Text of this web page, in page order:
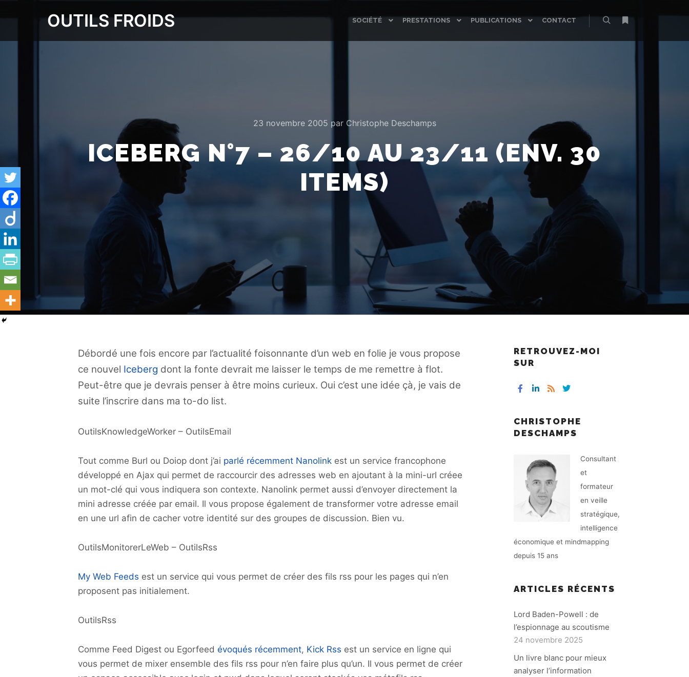
OUTILS FROIDS SOCIÉTÉ PRESTATIONS PUBLICATIONS
CONTACT
23 novembre 2005 par Christophe Deschamps
ICEBERG N°7 – 26/10 AU 23/11 (ENV. 30
ITEMS)
Débordé une fois encore par l’actualité foisonnante d’un web en folie je vous propose
ce nouvel Iceberg dont la fonte devrait me laisser le temps de me remettre à flot.
Peut-être que je devrais penser à être moins curieux. Oui c’est une idée çà, je vais de
suite l’inscrire dans ma to-do list.
OutilsKnowledgeWorker – OutilsEmail
Tout comme Burl ou Doiop dont j’ai parlé récemment Nanolink est un service francophone
développé en Ajax qui permet de raccourcir des adresses web en ajoutant à la mini-url créee
un mot-clé qui vous indiquera son contexte. Nanolink permet aussi d’envoyer directement la
mini adresse créée par email. Il vous propose également de transformer votre adresse email
en une url afin de cacher votre identité sur des groupes de discussion. Bien vu.
OutilsMonitorerLeWeb – OutilsRss
My Web Feeds est un service qui vous permet de créer des fils rss pour les pages qui n’en
proposent pas initialement.
OutilsRss
Comme Feed Digest ou Egorfeed évoqués récemment, Kick Rss est un service en ligne qui
vous permet de mixer ensemble des fils rss pour n’en faire plus qu’un. Il vous permet de créer
RETROUVEZ-MOI
SUR
CHRISTOPHE
DESCHAMPS
Consultant
et
formateur
en veille
stratégique,
intelligence
économique et mindmapping
depuis 15 ans
ARTICLES RÉCENTS
Lord Baden-Powell : de
l’espionnage au scoutisme
24 novembre 2025
Un livre blanc pour mieux
analyser l’information